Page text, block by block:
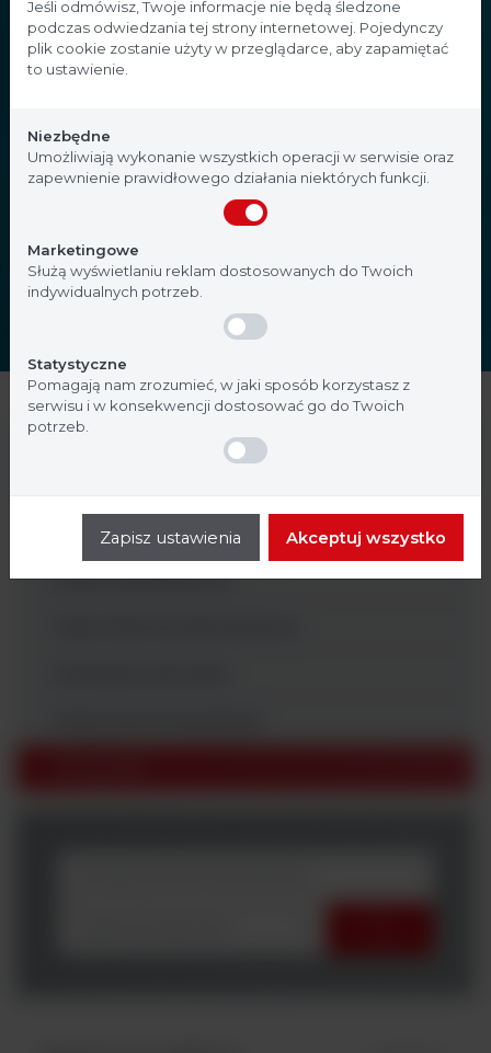
Pożywki
Testy immunologiczne
Krążki antybiotykowe
Strona przeznaczona dla
profesjonalistów
przeznaczone dla profesjonalistów z branży
medycznej. Potwierdź, że jesteś profesjonalistą:
Nie jestem
Jeśli odmówisz, Twoje informacje nie będą śledzone
podczas odwiedzania tej strony internetowej. Pojedynczy
plik cookie zostanie użyty w przeglądarce, aby zapamiętać
to ustawienie.
Niezbędne
Umożliwiają wykonanie wszystkich operacji w serwisie oraz
zapewnienie prawidłowego działania niektórych funkcji.
Marketingowe
Służą wyświetlaniu reklam dostosowanych do Twoich
indywidualnych potrzeb.
Statystyczne
Pomagają nam zrozumieć, w jaki sposób korzystasz z
serwisu i w konsekwencji dostosować go do Twoich
potrzeb.
Zapisz ustawienia Akceptuj wszystko